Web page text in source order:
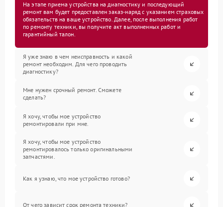
На этапе приема устройства на диагностику и последующий
ремонт вам будет предоставлен заказ-наряд с указанием страховых
обязательств на ваше устройство. Далее, после выполнения работ
по ремонту техники, вы получите акт выполненных работ и
гарантийный талон.
Я уже знаю в чем неисправность и какой
ремонт необходим. Для чего проводить
диагностику?
Мне нужен срочный ремонт. Сможете
сделать?
Я хочу, чтобы мое устройство
ремонтировали при мне.
Я хочу, чтобы мое устройство
ремонтировалось только оригинальными
запчастями.
Как я узнаю, что мое устройство готово?
От чего зависит срок ремонта техники?